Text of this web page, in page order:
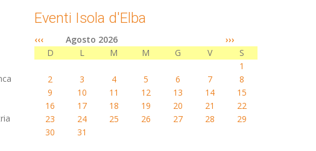
Eventi Isola d'Elba
‹‹‹ Agosto 2026
›››
D
L M M G V
S
1
2
3 4 5 6 7
8
9
10 11 12 13 14
15
16
17 18 19 20 21
22
23
24 25 26 27 28
29
30
31